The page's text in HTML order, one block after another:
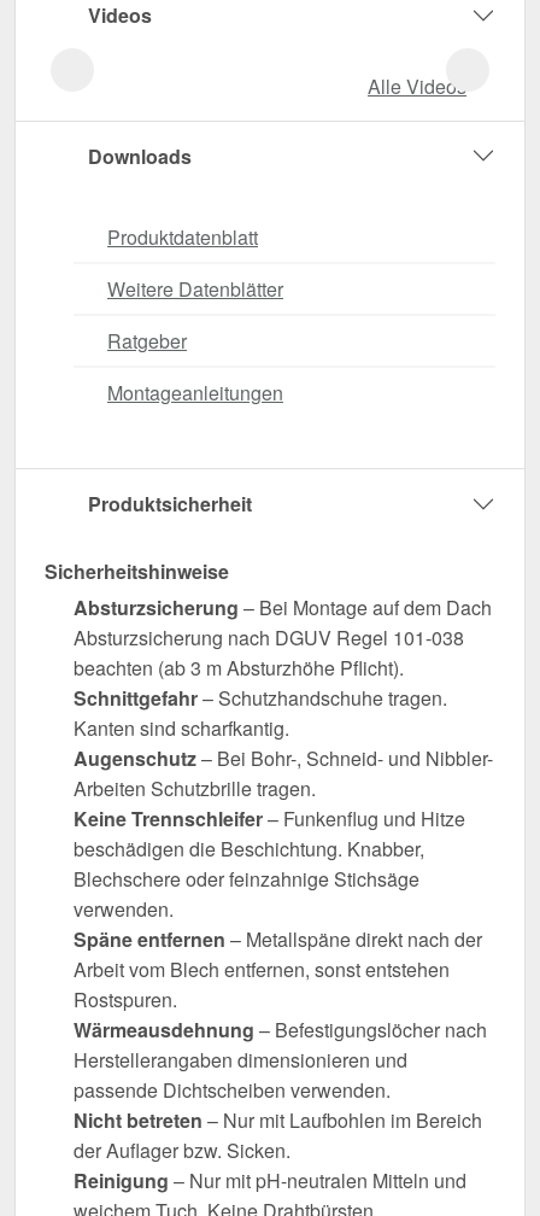
Videos
Alle Videos
Downloads
Produktdatenblatt
Weitere Datenblätter
Ratgeber
Montageanleitungen
Produktsicherheit
Sicherheitshinweise
Absturzsicherung – Bei Montage auf dem Dach
Absturzsicherung nach DGUV Regel 101-038
beachten (ab 3 m Absturzhöhe Pflicht).
Schnittgefahr– Schutzhandschuhe tragen.
Kanten sind scharfkantig.
Augenschutz– Bei Bohr-, Schneid- und Nibbler-
Arbeiten Schutzbrille tragen.
Keine Trennschleifer– Funkenflug und Hitze
beschädigen die Beschichtung. Knabber,
Blechschere oder feinzahnige Stichsäge
verwenden.
Späne entfernen – Metallspäne direkt nach der
Arbeit vom Blech entfernen, sonst entstehen
Rostspuren.
Wärmeausdehnung – Befestigungslöcher nach
Herstellerangaben dimensionieren und
passende Dichtscheiben verwenden.
Nicht betreten – Nur mit Laufbohlen im Bereich
der Auflager bzw. Sicken.
Reinigung – Nur mit pH-neutralen Mitteln und